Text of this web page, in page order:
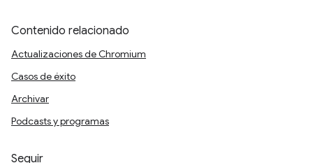
Contenido relacionado
Actualizaciones de Chromium
Casos de éxito
Archivar
Podcasts y programas
Seguir